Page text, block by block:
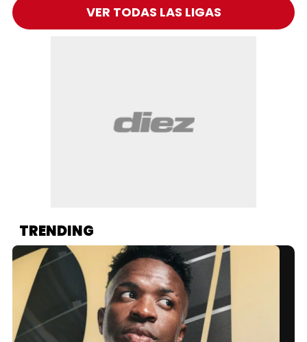
VER TODAS LAS LIGAS
TRENDING